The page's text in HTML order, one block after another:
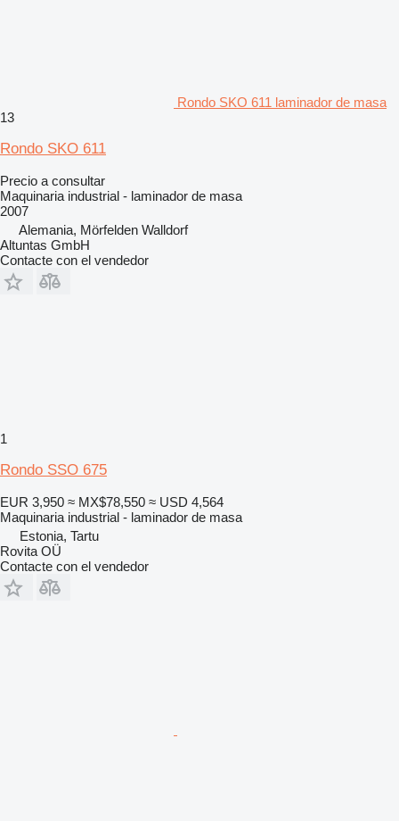
Rondo SKO 611 laminador de masa
13
Rondo SKO 611
Precio a consultar
Maquinaria industrial - laminador de masa
2007
Alemania, Mörfelden Walldorf
Altuntas GmbH
Contacte con el vendedor
1
Rondo SSO 675
EUR 3,950 ≈ MX$78,550 ≈ USD 4,564
Maquinaria industrial - laminador de masa
Estonia, Tartu
Rovita OÜ
Contacte con el vendedor